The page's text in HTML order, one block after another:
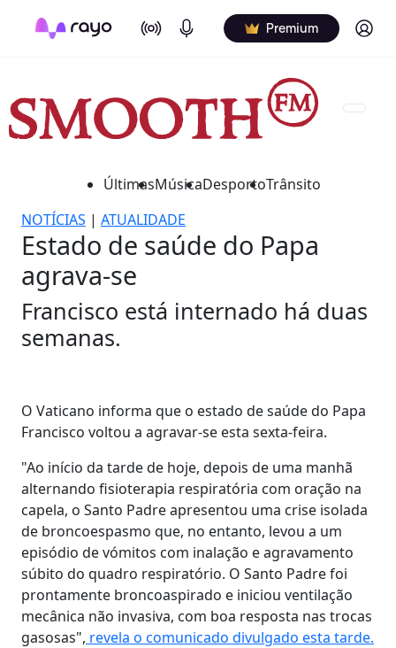
On Air Podcasts Premium Log in
ÚltimasMúsicaDesportoTrânsito
NOTÍCIAS | ATUALIDADE
Estado de saúde do Papa
agrava-se
Francisco está internado há duas
semanas.
O Vaticano informa que o estado de saúde do Papa
Francisco voltou a agravar-se esta sexta-feira.
"Ao início da tarde de hoje, depois de uma manhã
alternando fisioterapia respiratória com oração na
capela, o Santo Padre apresentou uma crise isolada
de broncoespasmo que, no entanto, levou a um
episódio de vómitos com inalação e agravamento
súbito do quadro respiratório. O Santo Padre foi
prontamente broncoaspirado e iniciou ventilação
mecânica não invasiva, com boa resposta nas trocas
gasosas", revela o comunicado divulgado esta tarde.